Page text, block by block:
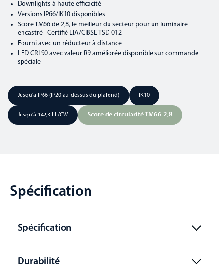
Downlights à haute efficacité
Versions IP66/IK10 disponibles
Score TM66 de 2,8, le meilleur du secteur pour un luminaire
encastré - Certifié LIA/CIBSE TSD-012
Fourni avec un réducteur à distance
LED CRI 90 avec valeur R9 améliorée disponible sur commande
spéciale
Jusqu’à IP66 (IP20 au-dessus du plafond) IK10
Jusqu’à 142,3 LL/CW Score de circularité TM66 2,8
Spécification
Spécification
Durabilité